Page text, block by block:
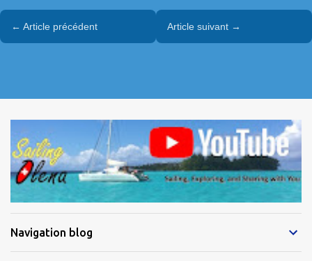
← Article précédent Article suivant →
Navigation blog